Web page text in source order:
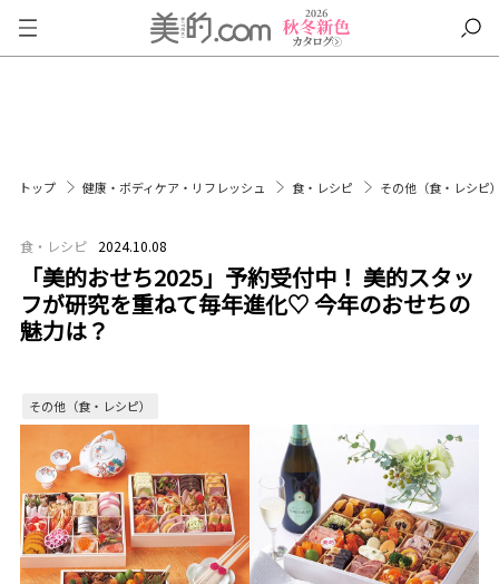
トップ 健康・ボディケア・リフレッシュ 食・レシピ その他（食・レシピ
食・レシピ 2024.10.08
「美的おせち2025」予約受付中！ 美的スタッ
フが研究を重ねて毎年進化♡ 今年のおせちの
魅力は？
その他（食・レシピ）